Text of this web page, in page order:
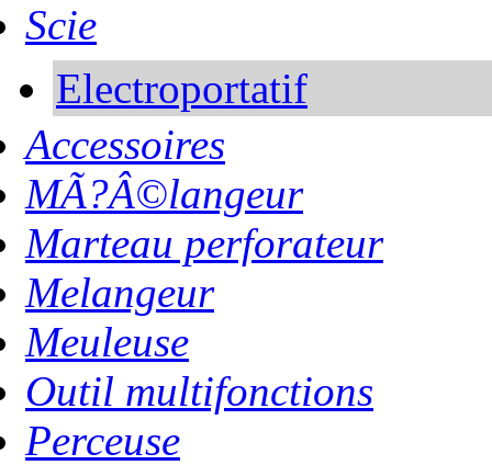
Scie
Electroportatif
Accessoires
MÃ?Â©langeur
Marteau perforateur
Melangeur
Meuleuse
Outil multifonctions
Perceuse